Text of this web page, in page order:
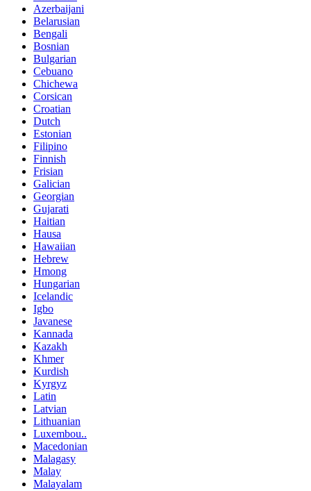
Azerbaijani
Belarusian
Bengali
Bosnian
Bulgarian
Cebuano
Chichewa
Corsican
Croatian
Dutch
Estonian
Filipino
Finnish
Frisian
Galician
Georgian
Gujarati
Haitian
Hausa
Hawaiian
Hebrew
Hmong
Hungarian
Icelandic
Igbo
Javanese
Kannada
Kazakh
Khmer
Kurdish
Kyrgyz
Latin
Latvian
Lithuanian
Luxembou..
Macedonian
Malagasy
Malay
Malayalam